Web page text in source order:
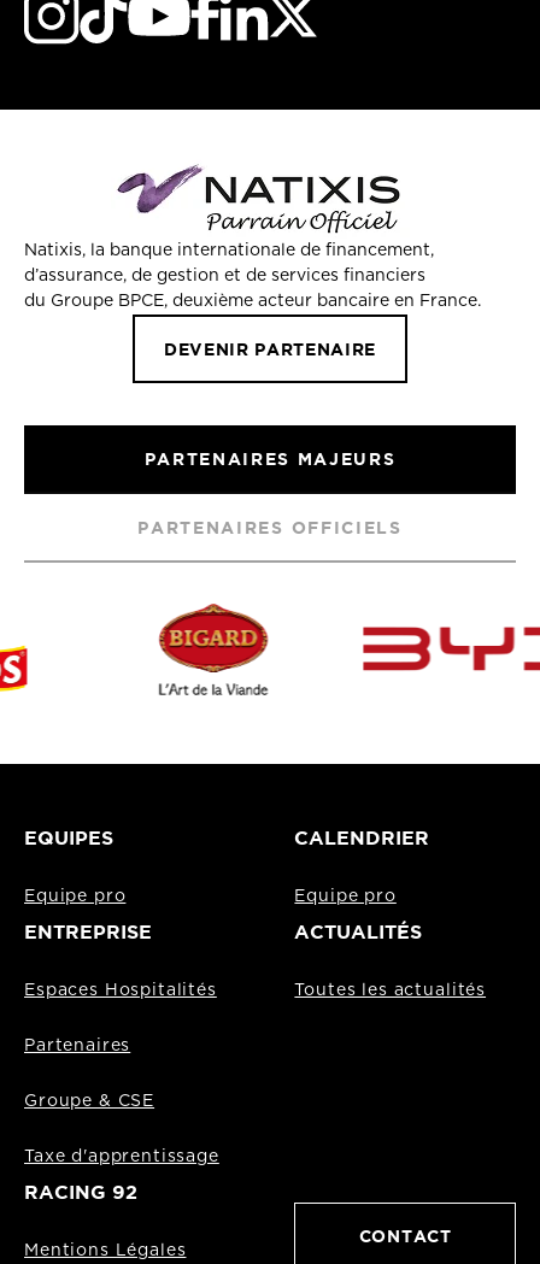
Natixis, la banque internationale de financement,
d’assurance, de gestion et de services financiers
du Groupe BPCE, deuxième acteur bancaire en France.
DEVENIR PARTENAIRE
PARTENAIRES MAJEURS
PARTENAIRES OFFICIELS
EQUIPES
Equipe pro
CALENDRIER
Equipe pro
ENTREPRISE
Espaces Hospitalités
Partenaires
Groupe & CSE
Taxe d'apprentissage
ACTUALITÉS
Toutes les actualités
RACING 92
Mentions Légales
CONTACT